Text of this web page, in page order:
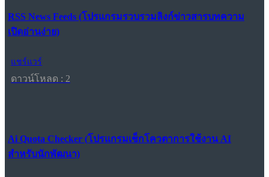
RSS News Feeds (โปรแกรมรวบรวมลิงก์ข่าวสารบทความ
เปิดอ่านง่าย)
แชร์แวร์
ดาวน์โหลด : 2
Ai Quota Checker (โปรแกรมเช็กโควตาการใช้งาน AI
สำหรับนักพัฒนา)